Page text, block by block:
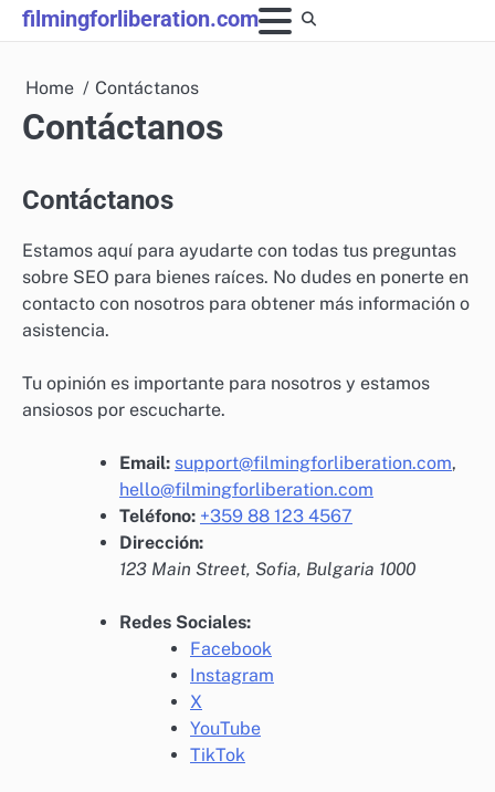
Skip
to
filmingforliberation.com
Home Contáctanos
Contáctanos
Contáctanos
Estamos aquí para ayudarte con todas tus preguntas
sobre SEO para bienes raíces. No dudes en ponerte en
contacto con nosotros para obtener más información o
asistencia.
Tu opinión es importante para nosotros y estamos
ansiosos por escucharte.
Email: support@filmingforliberation.com,
hello@filmingforliberation.com
Teléfono: +359 88 123 4567
Dirección:
123 Main Street, Sofia, Bulgaria 1000
Redes Sociales:
Facebook
Instagram
X
YouTube
TikTok